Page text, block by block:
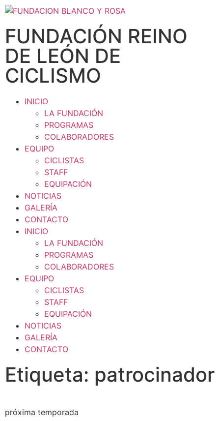
FUNDACIÓN REINO
DE LEÓN DE
CICLISMO
INICIO
LA FUNDACIÓN
PROGRAMAS
COLABORADORES
EQUIPO
CICLISTAS
STAFF
EQUIPACIÓN
NOTICIAS
GALERÍA
CONTACTO
INICIO
LA FUNDACIÓN
PROGRAMAS
COLABORADORES
EQUIPO
CICLISTAS
STAFF
EQUIPACIÓN
NOTICIAS
GALERÍA
CONTACTO
Etiqueta: patrocinador
próxima temporada